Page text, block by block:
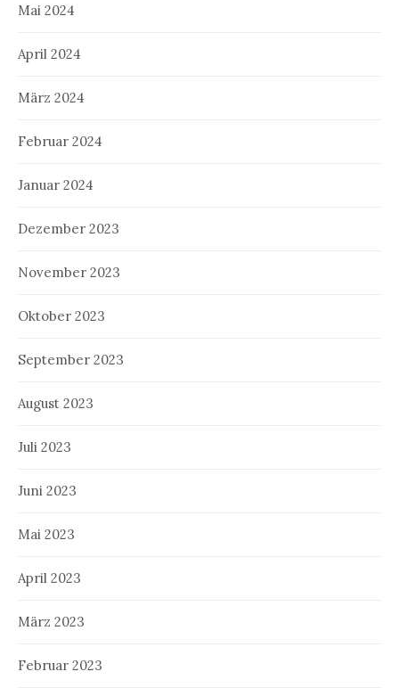
Mai 2024
April 2024
März 2024
Februar 2024
Januar 2024
Dezember 2023
November 2023
Oktober 2023
September 2023
August 2023
Juli 2023
Juni 2023
Mai 2023
April 2023
März 2023
Februar 2023